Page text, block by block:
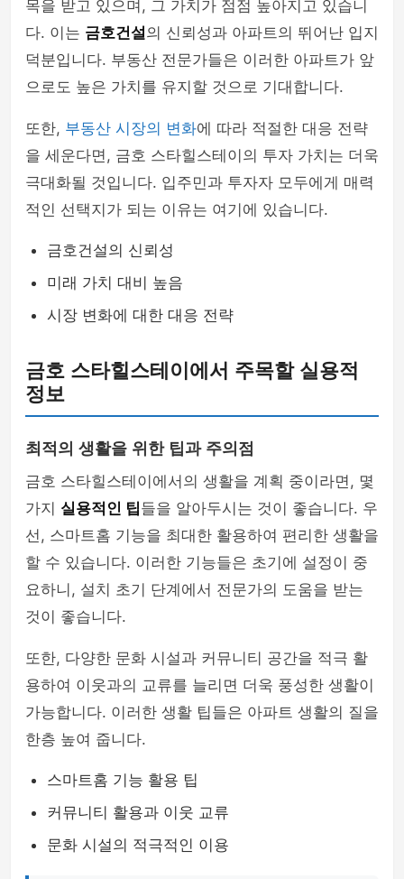
목을 받고 있으며, 그 가치가 점점 높아지고 있습니
다. 이는 금호건설의 신뢰성과 아파트의 뛰어난 입지
덕분입니다. 부동산 전문가들은 이러한 아파트가 앞
으로도 높은 가치를 유지할 것으로 기대합니다.
또한, 부동산 시장의 변화에 따라 적절한 대응 전략
을 세운다면, 금호 스타힐스테이의 투자 가치는 더욱
극대화될 것입니다. 입주민과 투자자 모두에게 매력
적인 선택지가 되는 이유는 여기에 있습니다.
금호건설의 신뢰성
미래 가치 대비 높음
시장 변화에 대한 대응 전략
금호 스타힐스테이에서 주목할 실용적
정보
최적의 생활을 위한 팁과 주의점
금호 스타힐스테이에서의 생활을 계획 중이라면, 몇
가지 실용적인 팁들을 알아두시는 것이 좋습니다. 우
선, 스마트홈 기능을 최대한 활용하여 편리한 생활을
할 수 있습니다. 이러한 기능들은 초기에 설정이 중
요하니, 설치 초기 단계에서 전문가의 도움을 받는
것이 좋습니다.
또한, 다양한 문화 시설과 커뮤니티 공간을 적극 활
용하여 이웃과의 교류를 늘리면 더욱 풍성한 생활이
가능합니다. 이러한 생활 팁들은 아파트 생활의 질을
한층 높여 줍니다.
스마트홈 기능 활용 팁
커뮤니티 활용과 이웃 교류
문화 시설의 적극적인 이용